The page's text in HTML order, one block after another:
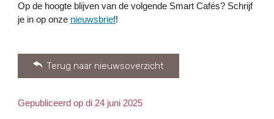
Op de hoogte blijven van de volgende Smart Cafés? Schrijf
je in op onze nieuwsbrief!
Terug naar nieuwsoverzicht
Gepubliceerd op di 24 juni 2025